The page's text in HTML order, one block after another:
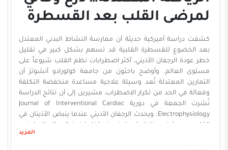
لمرضى القلب بعد القسطرة
كشفت دراسة أميركية حديثة أن ممارسة النشاط البدني المعتدل
بعد الخضوع للقسطرة القلبية قد تسهم بشكل كبير في تقليل
خطر عودة الرجفان الأذيني، أكثر اضطرابات نظم القلب شيوعاً على
مستوى العالم. وأوضح باحثون من جامعة كولورادو أنشوتز أن
التمارين المعتدلة تُعد وسيلة علاجية مساعدة منخفضة التكلفة
وفعالة في الحد من تكرار الاضطراب، مشيرين إلى أن نتائج الدراسة
نُشرت الجمعة في دورية Journal of Interventional Cardiac
Electrophysiology. ويحدث الرجفان الأذيني عندما ينبض الأذينان في
وقد يصاحبه أعراض مثل الخفقان السريع، وضيق التنفس، والتعب،
المزيد